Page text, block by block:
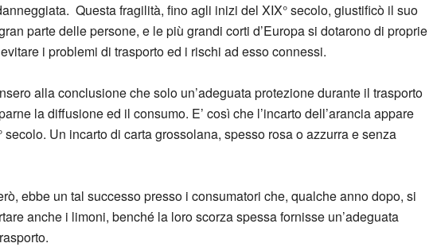
Questa fragilità, fino agli inizi del XIX° secolo, giustificò il suo
parte delle persone, e le più grandi corti d’Europa si dotarono di proprie
i problemi di trasporto ed i rischi ad esso connessi.
alla conclusione che solo un’adeguata protezione durante il trasporto
la diffusione ed il consumo. E’ così che l’incarto dell’arancia appare
secolo. Un incarto di carta grossolana, spesso rosa o azzurra e senza
ebbe un tal successo presso i consumatori che, qualche anno dopo, si
anche i limoni, benché la loro scorza spessa fornisse un’adeguata